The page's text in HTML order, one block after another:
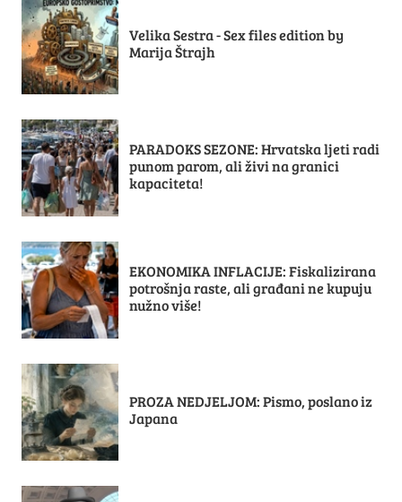
Velika Sestra - Sex files edition by
Marija Štrajh
PARADOKS SEZONE: Hrvatska ljeti radi
punom parom, ali živi na granici
kapaciteta!
EKONOMIKA INFLACIJE: Fiskalizirana
potrošnja raste, ali građani ne kupuju
nužno više!
PROZA NEDJELJOM: Pismo, poslano iz
Japana